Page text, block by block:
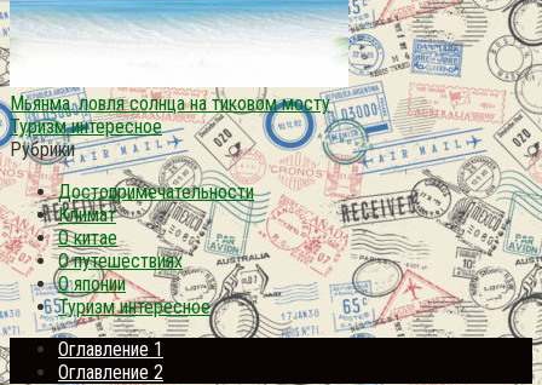
Мьянма. ловля солнца на тиковом мосту
Туризм интересное
Рубрики
Достопримечательности
Климат
О китае
О путешествиях
О японии
Туризм интересное
Оглавление 1
Оглавление 2